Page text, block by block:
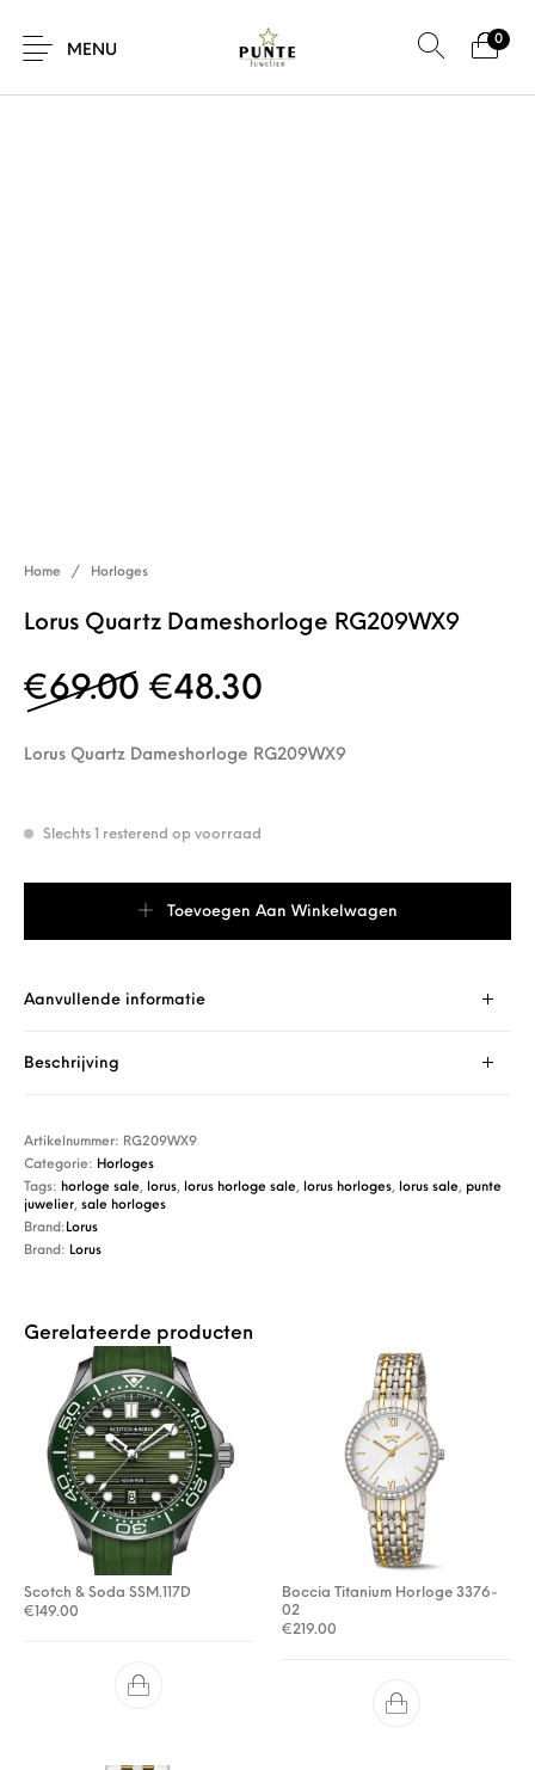
MENU
0
SALE!
Home / Horloges
Lorus Quartz Dameshorloge RG209WX9
€69.00 Oorspronkelijke prijs
€48.30
Lorus Quartz Dameshorloge RG209WX9
Slechts 1 resterend op voorraad
Toevoegen Aan Winkelwagen
Aanvullende informatie
Beschrijving
Artikelnummer: RG209WX9
Categorie: Horloges
Tags: horloge sale, lorus, lorus horloge sale, lorus horloges, lorus sale, punte
juwelier,sale horloges
Brand: Lorus
Brand: Lorus
Gerelateerde producten
Scotch & Soda SSM.117D
€149.00
Boccia Titanium Horloge 3376-
02
€219.00